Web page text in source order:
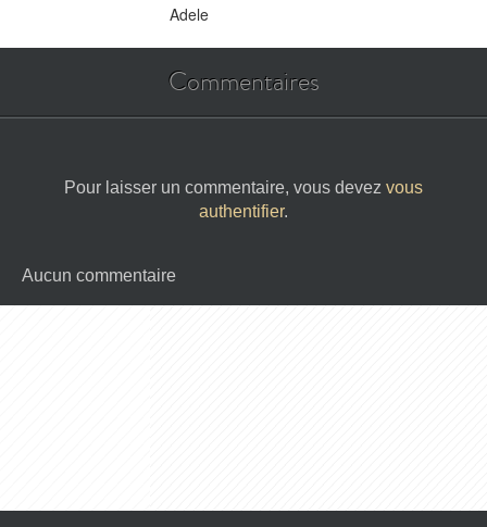
Adele
Commentaires
Pour laisser un commentaire, vous devez vous
authentifier.
Aucun commentaire